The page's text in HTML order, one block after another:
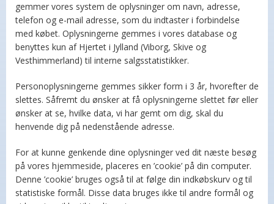
gemmer vores system de oplysninger om navn, adresse,
telefon og e-mail adresse, som du indtaster i forbindelse
med købet. Oplysningerne gemmes i vores database og
benyttes kun af Hjertet i Jylland (Viborg, Skive og
Vesthimmerland) til interne salgsstatistikker.
Personoplysningerne gemmes sikker form i 3 år, hvorefter de
slettes. Såfremt du ønsker at få oplysningerne slettet før eller
ønsker at se, hvilke data, vi har gemt om dig, skal du
henvende dig på nedenstående adresse.
For at kunne genkende dine oplysninger ved dit næste besøg
på vores hjemmeside, placeres en ’cookie’ på din computer.
Denne ’cookie’ bruges også til at følge din indkøbskurv og til
statistiske formål. Disse data bruges ikke til andre formål og